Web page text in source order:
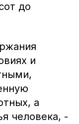
до
и
а
человека, -